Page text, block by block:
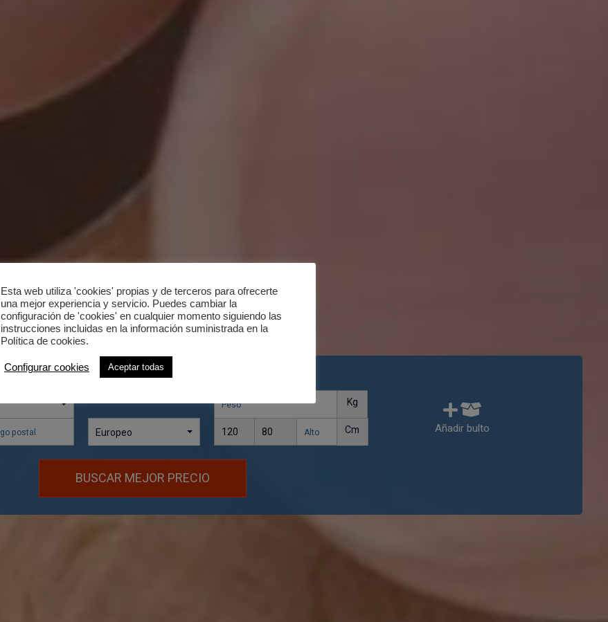
Grupajes / Cargas completas
Europeo
Kg
Cm
Añadir bulto
BUSCAR MEJOR PRECIO
Esta web utiliza 'cookies' propias y de terceros para ofrecerte
una mejor experiencia y servicio. Puedes cambiar la
configuración de 'cookies' en cualquier momento siguiendo las
instrucciones incluidas en la información suministrada en la
Política de cookies.
Configurar cookies Aceptar todas